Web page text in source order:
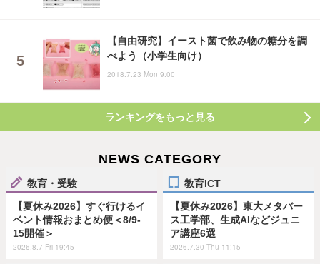
【自由研究】イースト菌で飲み物の糖分を調
べよう（小学生向け）
2018.7.23 Mon 9:00
ランキングをもっと見る
NEWS CATEGORY
教育・受験
【夏休み2026】すぐ行けるイ
ベント情報おまとめ便＜8/9-
15開催＞
2026.8.7 Fri 19:45
教育ICT
【夏休み2026】東大メタバー
ス工学部、生成AIなどジュニ
ア講座6選
2026.7.30 Thu 11:15